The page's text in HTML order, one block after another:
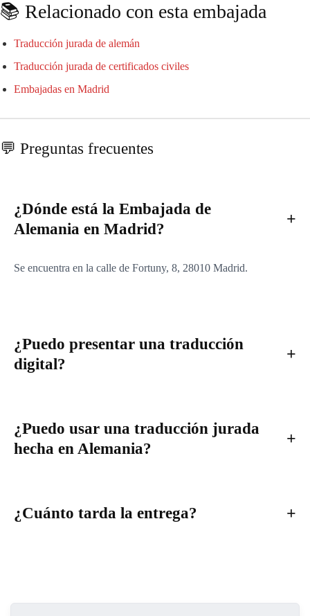
📚 Relacionado con esta embajada
Traducción jurada de alemán
Traducción jurada de certificados civiles
Embajadas en Madrid
💬 Preguntas frecuentes
¿Dónde está la Embajada de
Alemania en Madrid?
Se encuentra en la calle de Fortuny, 8, 28010 Madrid.
¿Puedo presentar una traducción
digital?
¿Puedo usar una traducción jurada
hecha en Alemania?
¿Cuánto tarda la entrega?